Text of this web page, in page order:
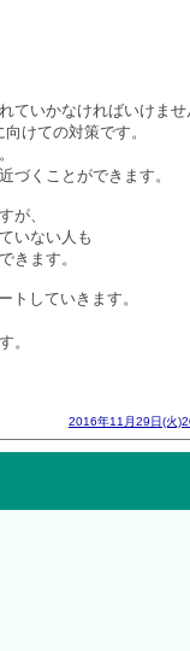
ていかなければいけませ
けての対策です。
づくことができます。
が、
いない人も
きます。
トしていきます。
。
2016年11月29日(火